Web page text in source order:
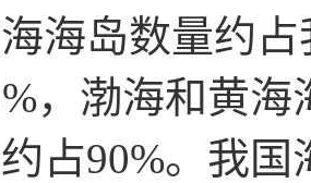
海岛数量约
，渤海和黄
占90%。我